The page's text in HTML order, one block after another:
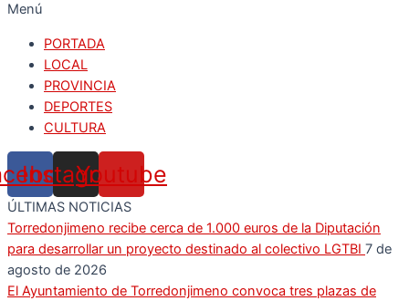
Menú
PORTADA
LOCAL
PROVINCIA
DEPORTES
CULTURA
Instagram
Youtube
ÚLTIMAS NOTICIAS
Torredonjimeno recibe cerca de 1.000 euros de la Diputación
para desarrollar un proyecto destinado al colectivo LGTBI 7 de
agosto de 2026
El Ayuntamiento de Torredonjimeno convoca tres plazas de